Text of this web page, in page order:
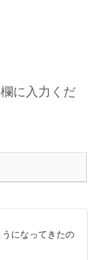
に入力くだ
になってきたの